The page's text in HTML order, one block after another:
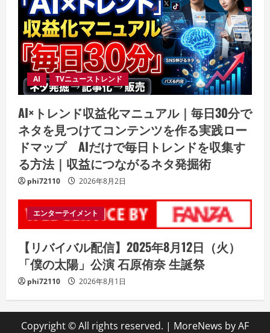
AI TVニューストレンド
AI×トレンド収益化マニュアル｜毎日30分で
ネタを見つけてコンテンツを作る実践ロー
ドマップ AIだけで毎日トレンドを収集す
る方法｜収益につながるネタ発掘術
phi72110 2026年8月2日
エンターテイメント
【リバイバル配信】2025年8月12日（火）
「僕の太陽」公演 石原侑奈 生誕祭
phi72110 2026年8月1日
Copyright © All rights reserved. | MoreNews by AF